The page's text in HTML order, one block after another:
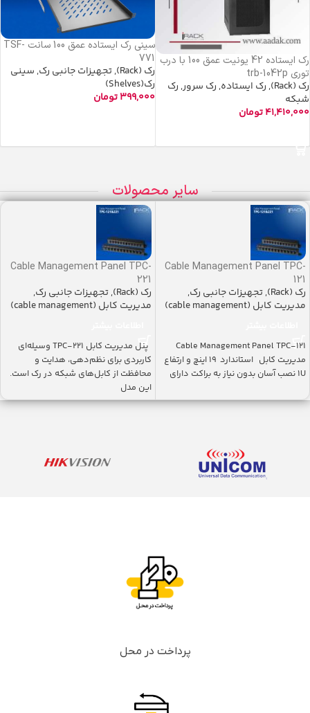
رک ایستاده 42 یونیت عمق 100 با درب
توری trb-1042p
رک (Rack) ,رک ایستاده,رک سرور,رک
شبکه
41,410,000تومان
سینی رک ایستاده عمق 100 سانت TSF-
771
رک (Rack) ,تجهیزات جانبی رک,سینی
رک(Shelves)
399,000 تومان
سایر محصولات
Cable Management Panel TPC-
121
رک (Rack) ,تجهیزات جانبی رک,
مدیریت کابل (cable management)
Cable Management Panel TPC-121
مدیریت کابل استاندارد ۱۹ اینچ و ارتفاع
1U نصب آسان بدون نیاز به براکت دارای
Cable Management Panel TPC-
221
رک (Rack) ,تجهیزات جانبی رک,
مدیریت کابل (cable management)
پنل مدیریت کابل TPC-221 وسیله‌ای
کاربردی برای نظم‌دهی، هدایت و
محافظت از کابل‌های شبکه در رک است.
این مدل
پرداخت در محل